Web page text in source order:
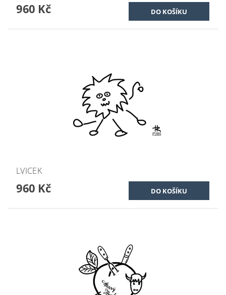
960 Kč
LVICEK
960 Kč